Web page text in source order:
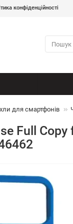
конфіденційності
для смартфонів
Full